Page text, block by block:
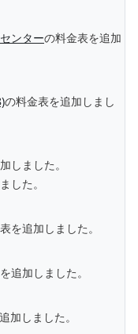
ンターの料金表を追加
の料金表を追加しまし
しました。
した。
を追加しました。
追加しました。
加しました。